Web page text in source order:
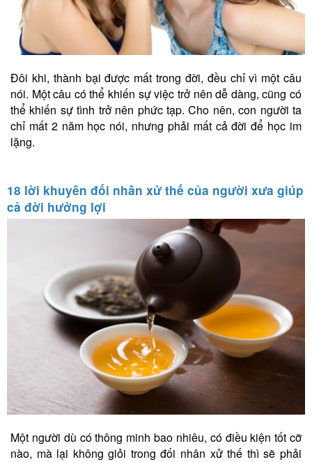
Đôi khi, thành bại được mất trong đời, đều chỉ vì một câu
nói. Một câu có thể khiến sự việc trở nên dễ dàng, cũng có
thể khiến sự tình trở nên phức tạp. Cho nên, con người ta
chỉ mất 2 năm học nói, nhưng phải mất cả đời để học im
lặng.
18 lời khuyên đối nhân xử thế của người xưa giúp
cả đời hưởng lợi
Một người dù có thông minh bao nhiêu, có điều kiện tốt cỡ
nào, mà lại không giỏi trong đối nhân xử thế thì sẽ phải